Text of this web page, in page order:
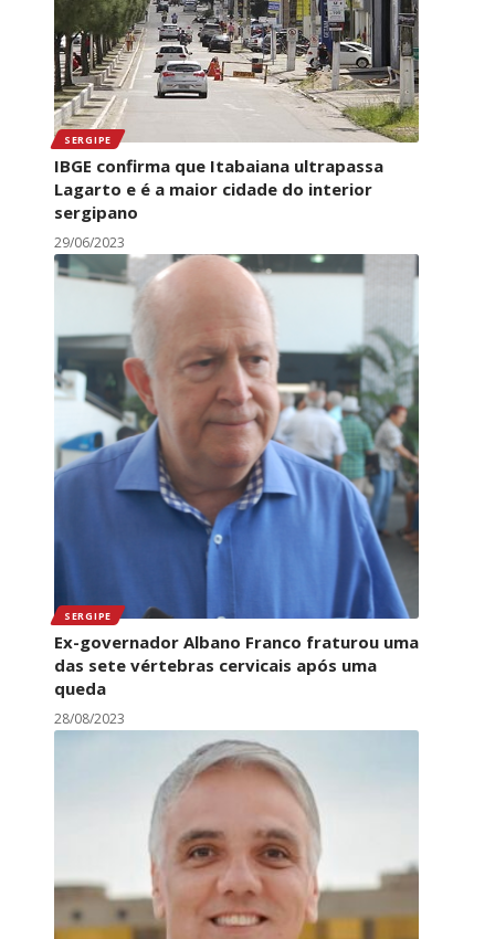
SERGIPE
IBGE confirma que Itabaiana ultrapassa
Lagarto e é a maior cidade do interior
sergipano
29/06/2023
SERGIPE
Ex-governador Albano Franco fraturou uma
das sete vértebras cervicais após uma
queda
28/08/2023